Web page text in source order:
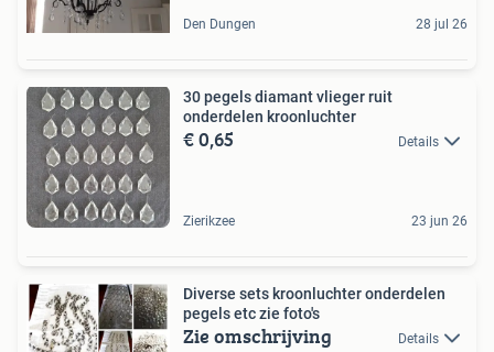
Den Dungen 28 jul 26
30 pegels diamant vlieger ruit
onderdelen kroonluchter
€ 0,65 Details
Zierikzee 23 jun 26
Diverse sets kroonluchter onderdelen
pegels etc zie foto's
Zie omschrijving Details